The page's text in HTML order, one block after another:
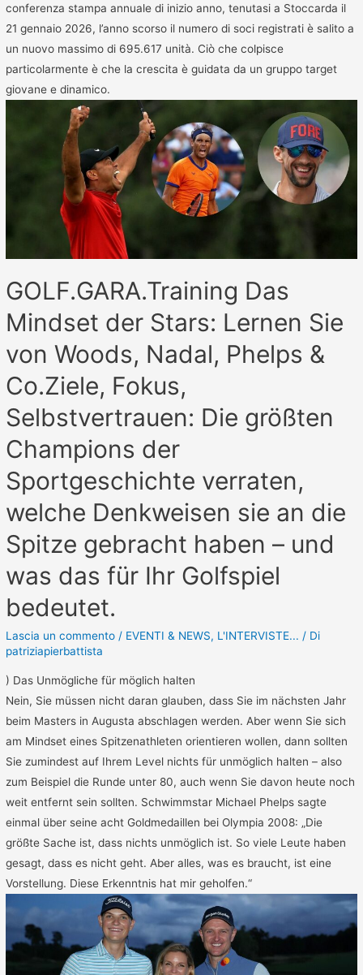
conferenza stampa annuale di inizio anno, tenutasi a Stoccarda il
21 gennaio 2026, l’anno scorso il numero di soci registrati è salito a
un nuovo massimo di 695.617 unità. Ciò che colpisce
particolarmente è che la crescita è guidata da un gruppo target
giovane e dinamico.
GOLF.GARA.Training Das
Mindset der Stars: Lernen Sie
von Woods, Nadal, Phelps &
Co.Ziele, Fokus,
Selbstvertrauen: Die größten
Champions der
Sportgeschichte verraten,
welche Denkweisen sie an die
Spitze gebracht haben – und
was das für Ihr Golfspiel
bedeutet.
Lascia un commento / EVENTI & NEWS, L'INTERVISTE... / Di
patriziapierbattista
) Das Unmögliche für möglich halten
Nein, Sie müssen nicht daran glauben, dass Sie im nächsten Jahr
beim Masters in Augusta abschlagen werden. Aber wenn Sie sich
am Mindset eines Spitzenathleten orientieren wollen, dann sollten
Sie zumindest auf Ihrem Level nichts für unmöglich halten – also
zum Beispiel die Runde unter 80, auch wenn Sie davon heute noch
weit entfernt sein sollten. Schwimmstar Michael Phelps sagte
einmal über seine acht Goldmedaillen bei Olympia 2008: „Die
größte Sache ist, dass nichts unmöglich ist. So viele Leute haben
gesagt, dass es nicht geht. Aber alles, was es braucht, ist eine
Vorstellung. Diese Erkenntnis hat mir geholfen.“